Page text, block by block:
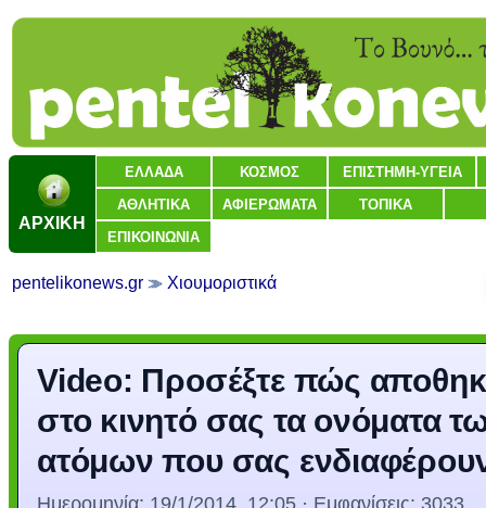
ΑΡΧΙΚΗ
ΕΛΛΑΔΑ ΚΟΣΜΟΣ ΕΠΙΣΤΗΜΗ-ΥΓΕΙΑ
ΑΘΛΗΤΙΚΑ ΑΦΙΕΡΩΜΑΤΑ ΤΟΠΙΚΑ
ΕΠΙΚΟΙΝΩΝΙΑ
pentelikonews.gr Χιουμοριστικά
Video: Προσέξτε πώς
στο κινητό σας τα ονόματα
ατόμων που σας
Ημερομηνία: 19/1/2014, 12:05 · Εμφανίσεις: 3033